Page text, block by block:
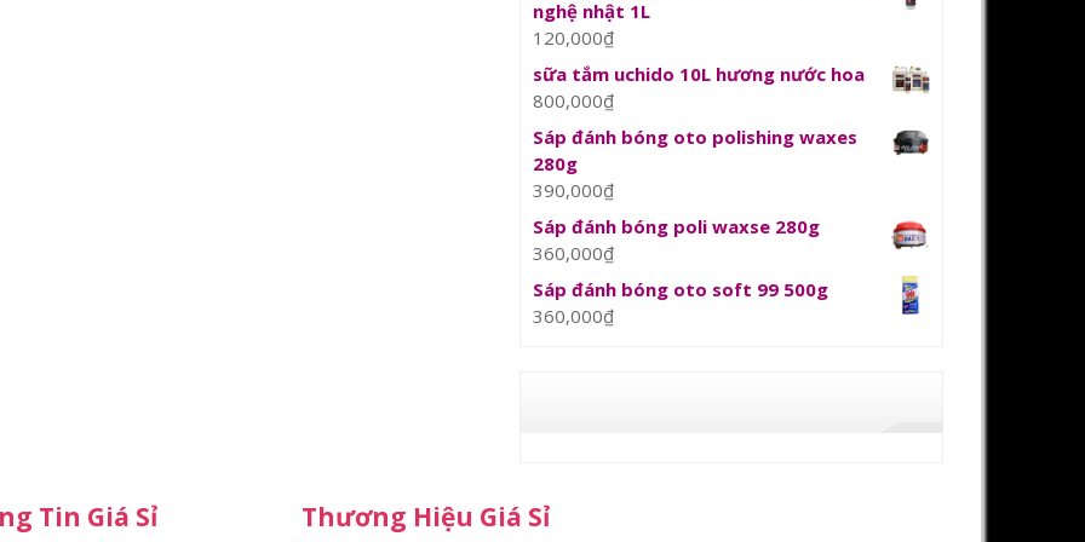
nghệ nhật 1L
120,000₫
sữa tắm uchido 10L hương nước hoa
800,000₫
Sáp đánh bóng oto polishing waxes
280g
390,000₫
Sáp đánh bóng poli waxse 280g
360,000₫
Sáp đánh bóng oto soft 99 500g
360,000₫
Tin Giá Sỉ Thương Hiệu Giá Sỉ